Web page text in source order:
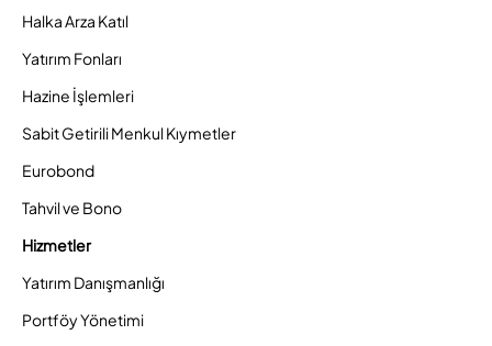
Halka Arza Katıl
Yatırım Fonları
Hazine İşlemleri
Sabit Getirili Menkul Kıymetler
Eurobond
Tahvil ve Bono
Hizmetler
Yatırım Danışmanlığı
Portföy Yönetimi